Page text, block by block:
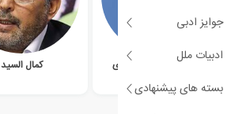
جوایز ادبی
ادبیات ملل
بسته های پیشنهادی
علی بن حسین مسعودی کمال السید